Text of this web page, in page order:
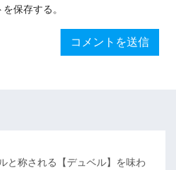
保存する。
と称される【デュベル】を味わ